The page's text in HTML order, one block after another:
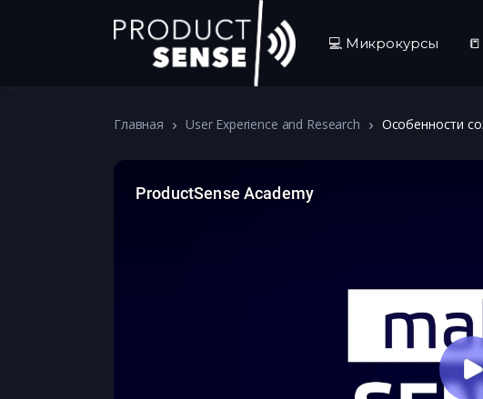
💻 Микрокурсы
Главная User Experience and Research Особенности